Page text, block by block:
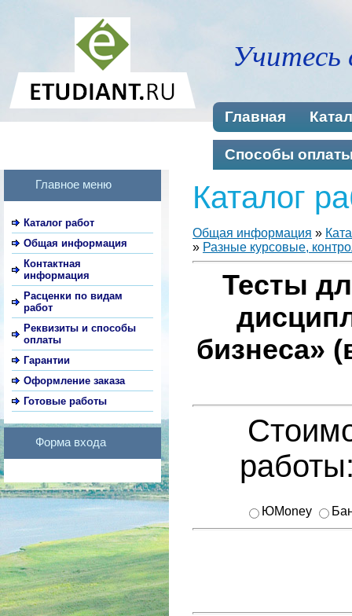
Учитесь
Главная
Способы
Главное меню
Каталог работ
Общая информация
Контактная
информация
Расценки по видам
работ
Реквизиты и способы
оплаты
Гарантии
Оформление заказа
Готовые работы
Форма входа
Каталог
Общая информация »
» Разные курсовые,
Тесты
бизнеса»
ЮMoney